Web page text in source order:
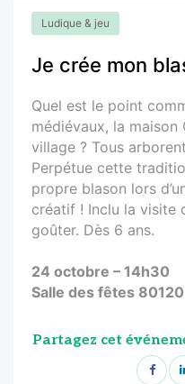
Ludique & jeu
Je crée mon
Quel est le point
médiévaux, la
village ? Tous
Perpétue cette
propre blason lors
créatif ! Inclu la visite
goûter. Dès 6 ans.
24 octobre – 14h30
Salle des fêtes
Partagez cet